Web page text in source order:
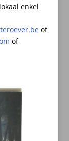
enkel
of
of